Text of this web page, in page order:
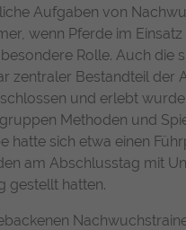
Aufgaben von
wenn Pferde im
Rolle. Auch
zentraler Bestandteil der
und erlebt
Methoden und
hatte sich etwa einen
am Abschlusstag mit
gestellt hatten.
und
um